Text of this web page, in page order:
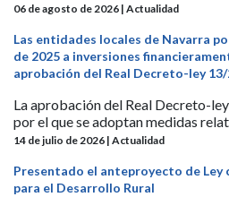
06 de agosto de 2026 | Actualidad
Las entidades locales de Navarra
de 2025 a inversiones
aprobación del Real Decreto-ley
La aprobación del Real Decreto-
por el que se adoptan medidas
14 de julio de 2026 | Actualidad
Presentado el anteproyecto de Ley
para el Desarrollo Rural